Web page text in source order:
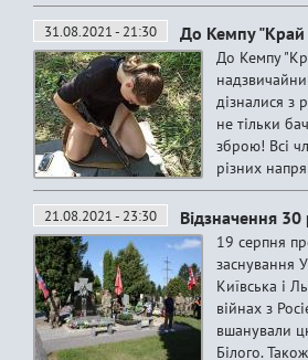
31.08.2021 - 21:30 До Кемпу "Край
До Кемпу
дізналися з
не тільки
зброю! Всі
різних
21.08.2021 - 23:30 Відзначення
19 серпня
заснування
Київська і
війнах з
вшанували
Білого.